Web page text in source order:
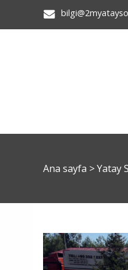
Ana sayfa >Yatay